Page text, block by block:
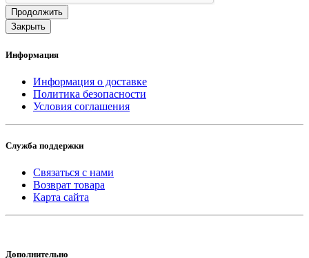
Продолжить
Закрыть
Информация
Информация о доставке
Политика безопасности
Условия соглашения
Служба поддержки
Связаться с нами
Возврат товара
Карта сайта
Дополнительно